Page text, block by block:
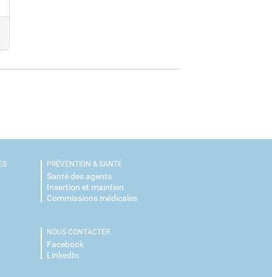
PRÉVENTION & SANTÉ
Santé des agents
Insertion et maintien
Commissions médicales
NOUS CONTACTER
Facebook
LinkedIn